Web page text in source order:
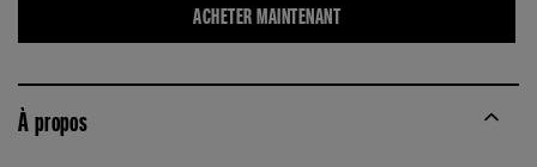
ACHETER MAINTENANT
À propos